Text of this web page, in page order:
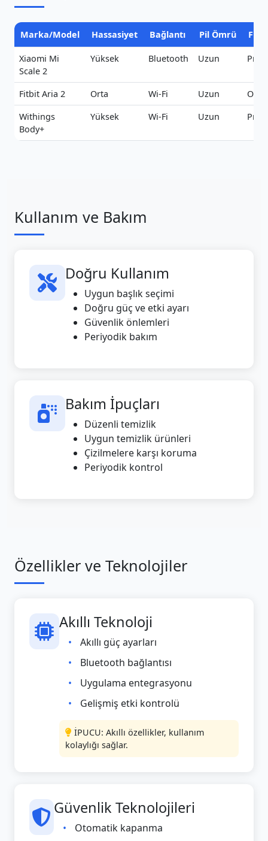
Marka/Model Hassasiyet Bağlantı Pil Ömrü
Xiaomi Mi
Scale 2
Yüksek Bluetooth Uzun
Fitbit Aria 2 Orta Wi-Fi Uzun
Withings
Body+
Yüksek Wi-Fi Uzun
Kullanım ve Bakım
Doğru Kullanım
Uygun başlık seçimi
Doğru güç ve etki ayarı
Güvenlik önlemleri
Periyodik bakım
Bakım İpuçları
Düzenli temizlik
Uygun temizlik ürünleri
Çizilmelere karşı koruma
Periyodik kontrol
Özellikler ve Teknolojiler
Akıllı Teknoloji
Akıllı güç ayarları
Bluetooth bağlantısı
Uygulama entegrasyonu
Gelişmiş etki kontrolü
İPUCU: Akıllı özellikler, kullanım
kolaylığı sağlar.
Güvenlik Teknolojileri
Otomatik kapanma